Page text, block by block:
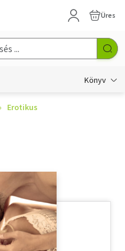
Üres
Könyv
Erotikus